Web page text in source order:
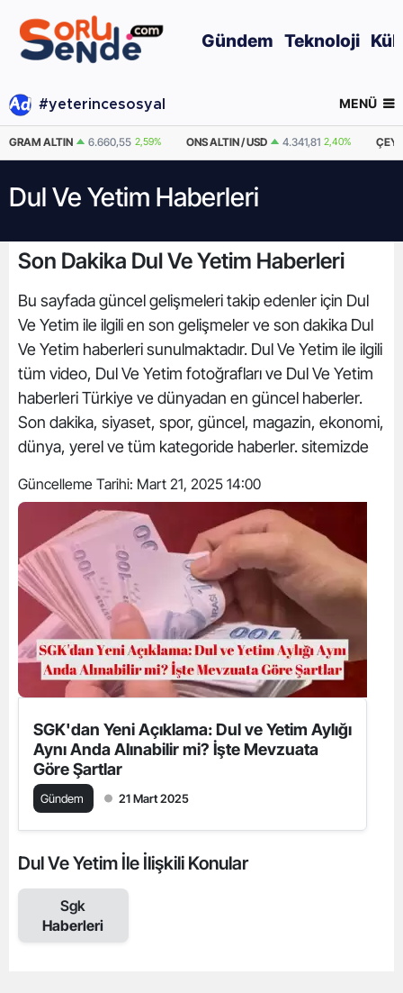
Gündem Teknoloji
#yeterincesosyal MENÜ
GRAM ALTIN 6.660,55 2,59% ONS ALTIN / USD 4.341,81 2,40%
Dul Ve Yetim Haberleri
Son Dakika Dul Ve Yetim Haberleri
Bu sayfada güncel gelişmeleri takip edenler için Dul
Ve Yetim ile ilgili en son gelişmeler ve son dakika Dul
Ve Yetim haberleri sunulmaktadır. Dul Ve Yetim ile ilgili
tüm video, Dul Ve Yetim fotoğrafları ve Dul Ve Yetim
haberleri Türkiye ve dünyadan en güncel haberler.
Son dakika, siyaset, spor, güncel, magazin, ekonomi,
dünya, yerel ve tüm kategoride haberler. sitemizde
Güncelleme Tarihi: Mart 21, 2025 14:00
SGK'dan Yeni Açıklama: Dul ve Yetim Aylığı
Aynı Anda Alınabilir mi? İşte Mevzuata
Göre Şartlar
Gündem 21 Mart 2025
Dul Ve Yetim İle İlişkili Konular
Sgk
Haberleri